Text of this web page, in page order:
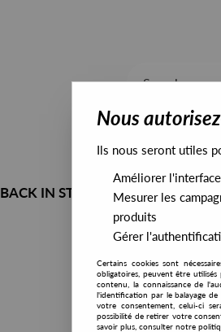
BACK IN STOCK ALL STOCK
Nous
Ils nous seront utiles
Améliorer
Mesurer les
produits
Gérer
Certains cookies sont
obligatoires, peuvent être
contenu, la connaissance de
l'identification par le balayage
votre consentement, celui-ci
possibilité de retirer votre
savoir plus, consulter notre